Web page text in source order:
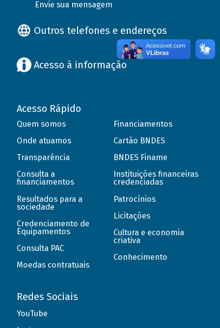
Envie sua mensagem
Outros telefones e endereços
Acesso à informação
Acesso Rápido
Quem somos
Onde atuamos
Transparência
Consulta a
financiamentos
Resultados para a
sociedade
Credenciamento de
Equipamentos
Consulta PAC
Moedas contratuais
Financiamentos
Cartão BNDES
BNDES Finame
Instituições financeiras
credenciadas
Patrocínios
Licitações
Cultura e economia
criativa
Conhecimento
Redes Sociais
YouTube